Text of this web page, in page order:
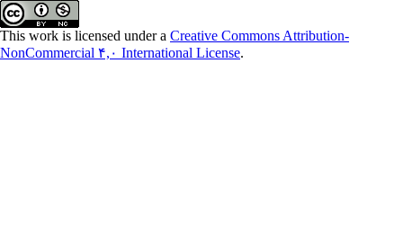
This work is licensed under a Creative Commons Attribution-
NonCommercial ۴,۰ International License.